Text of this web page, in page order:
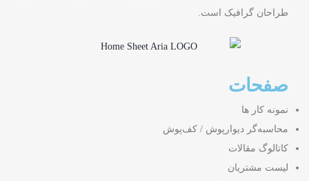
طراحان گرافیک است.
صفحات
نمونه کار ها
محاسبه‌گر دیوارپوش / کف‌پوش
کاتالوگ مقالات
لیست مشتریان